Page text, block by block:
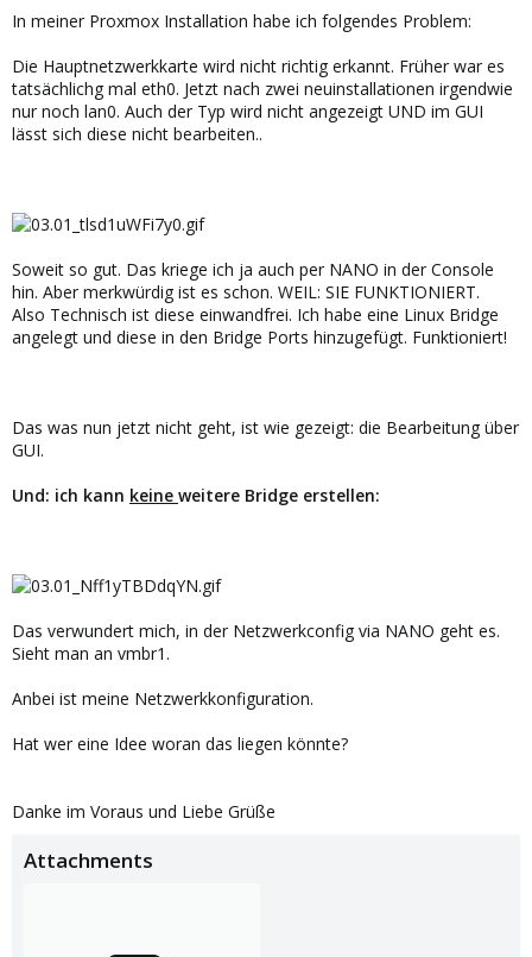
In meiner Proxmox Installation habe ich folgendes Problem:
Die Hauptnetzwerkkarte wird nicht richtig erkannt. Früher war es
tatsächlichg mal eth0. Jetzt nach zwei neuinstallationen irgendwie
nur noch lan0. Auch der Typ wird nicht angezeigt UND im GUI
lässt sich diese nicht bearbeiten..
Soweit so gut. Das kriege ich ja auch per NANO in der Console
hin. Aber merkwürdig ist es schon. WEIL: SIE FUNKTIONIERT.
Also Technisch ist diese einwandfrei. Ich habe eine Linux Bridge
angelegt und diese in den Bridge Ports hinzugefügt. Funktioniert!
Das was nun jetzt nicht geht, ist wie gezeigt: die Bearbeitung über
GUI.
Und: ich kann keine weitere Bridge erstellen:
Das verwundert mich, in der Netzwerkconfig via NANO geht es.
Sieht man an vmbr1.
Anbei ist meine Netzwerkkonfiguration.
Hat wer eine Idee woran das liegen könnte?
Danke im Voraus und Liebe Grüße
Attachments